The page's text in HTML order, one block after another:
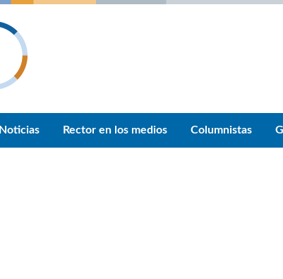
Noticias Rector en los medios Columnistas